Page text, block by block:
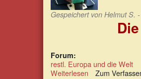
Gespeichert von Helmut S.
Forum:
restl. Europa und die Welt
Weiterlesen über
Zum